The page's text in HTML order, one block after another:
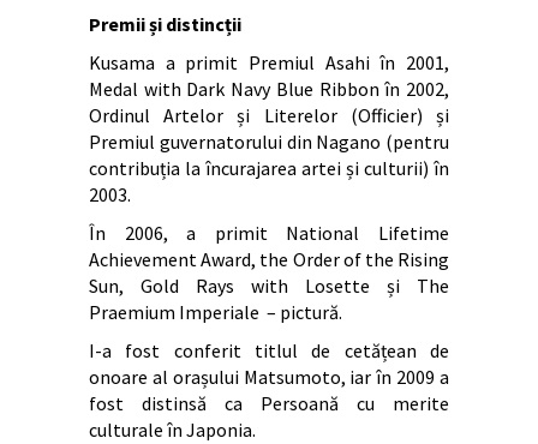
Premii și distincții
Kusama a primit Premiul Asahi în 2001,
Medal with Dark Navy Blue Ribbon în 2002,
Ordinul Artelor și Literelor (Officier) și
Premiul guvernatorului din Nagano (pentru
contribuția la încurajarea artei și culturii) în
2003.
În 2006, a primit National Lifetime
Achievement Award, the Order of the Rising
Sun, Gold Rays with Losette și The
Praemium Imperiale – pictură.
I-a fost conferit titlul de cetățean de
onoare al orașului Matsumoto, iar în 2009 a
fost distinsă ca Persoană cu merite
culturale în Japonia.